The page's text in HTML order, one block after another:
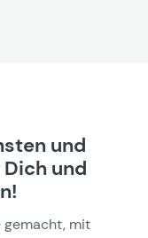
und
und
gemacht, mit